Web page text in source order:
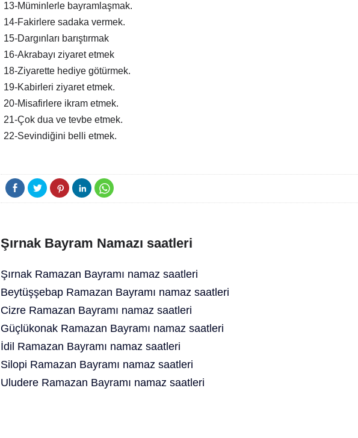
13-Müminlerle bayramlaşmak.
14-Fakirlere sadaka vermek.
15-Dargınları barıştırmak
16-Akrabayı ziyaret etmek
18-Ziyarette hediye götürmek.
19-Kabirleri ziyaret etmek.
20-Misafirlere ikram etmek.
21-Çok dua ve tevbe etmek.
22-Sevindiğini belli etmek.
Şırnak Bayram Namazı saatleri
Şırnak Ramazan Bayramı namaz saatleri
Beytüşşebap Ramazan Bayramı namaz saatleri
Cizre Ramazan Bayramı namaz saatleri
Güçlükonak Ramazan Bayramı namaz saatleri
İdil Ramazan Bayramı namaz saatleri
Silopi Ramazan Bayramı namaz saatleri
Uludere Ramazan Bayramı namaz saatleri